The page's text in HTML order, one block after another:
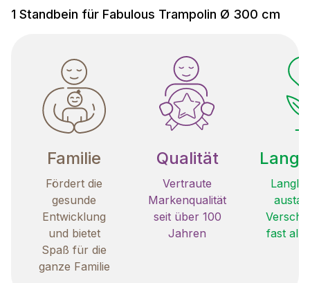
1 Standbein für Fabulous Trampolin Ø 300 cm
Familie
Fördert die
gesunde
Entwicklung
und bietet
Spaß für die
ganze Familie
Qualität
Vertraute
Markenqualität
seit über 100
Jahren
fast